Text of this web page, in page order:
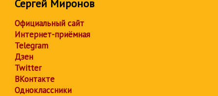
Сергей Миронов
Официальный сайт
Интернет-приёмная
Telegram
Дзен
Twitter
ВКонтакте
Одноклассники